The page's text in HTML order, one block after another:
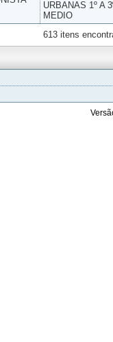
URBANAS 1º A
MEDIO
613 itens